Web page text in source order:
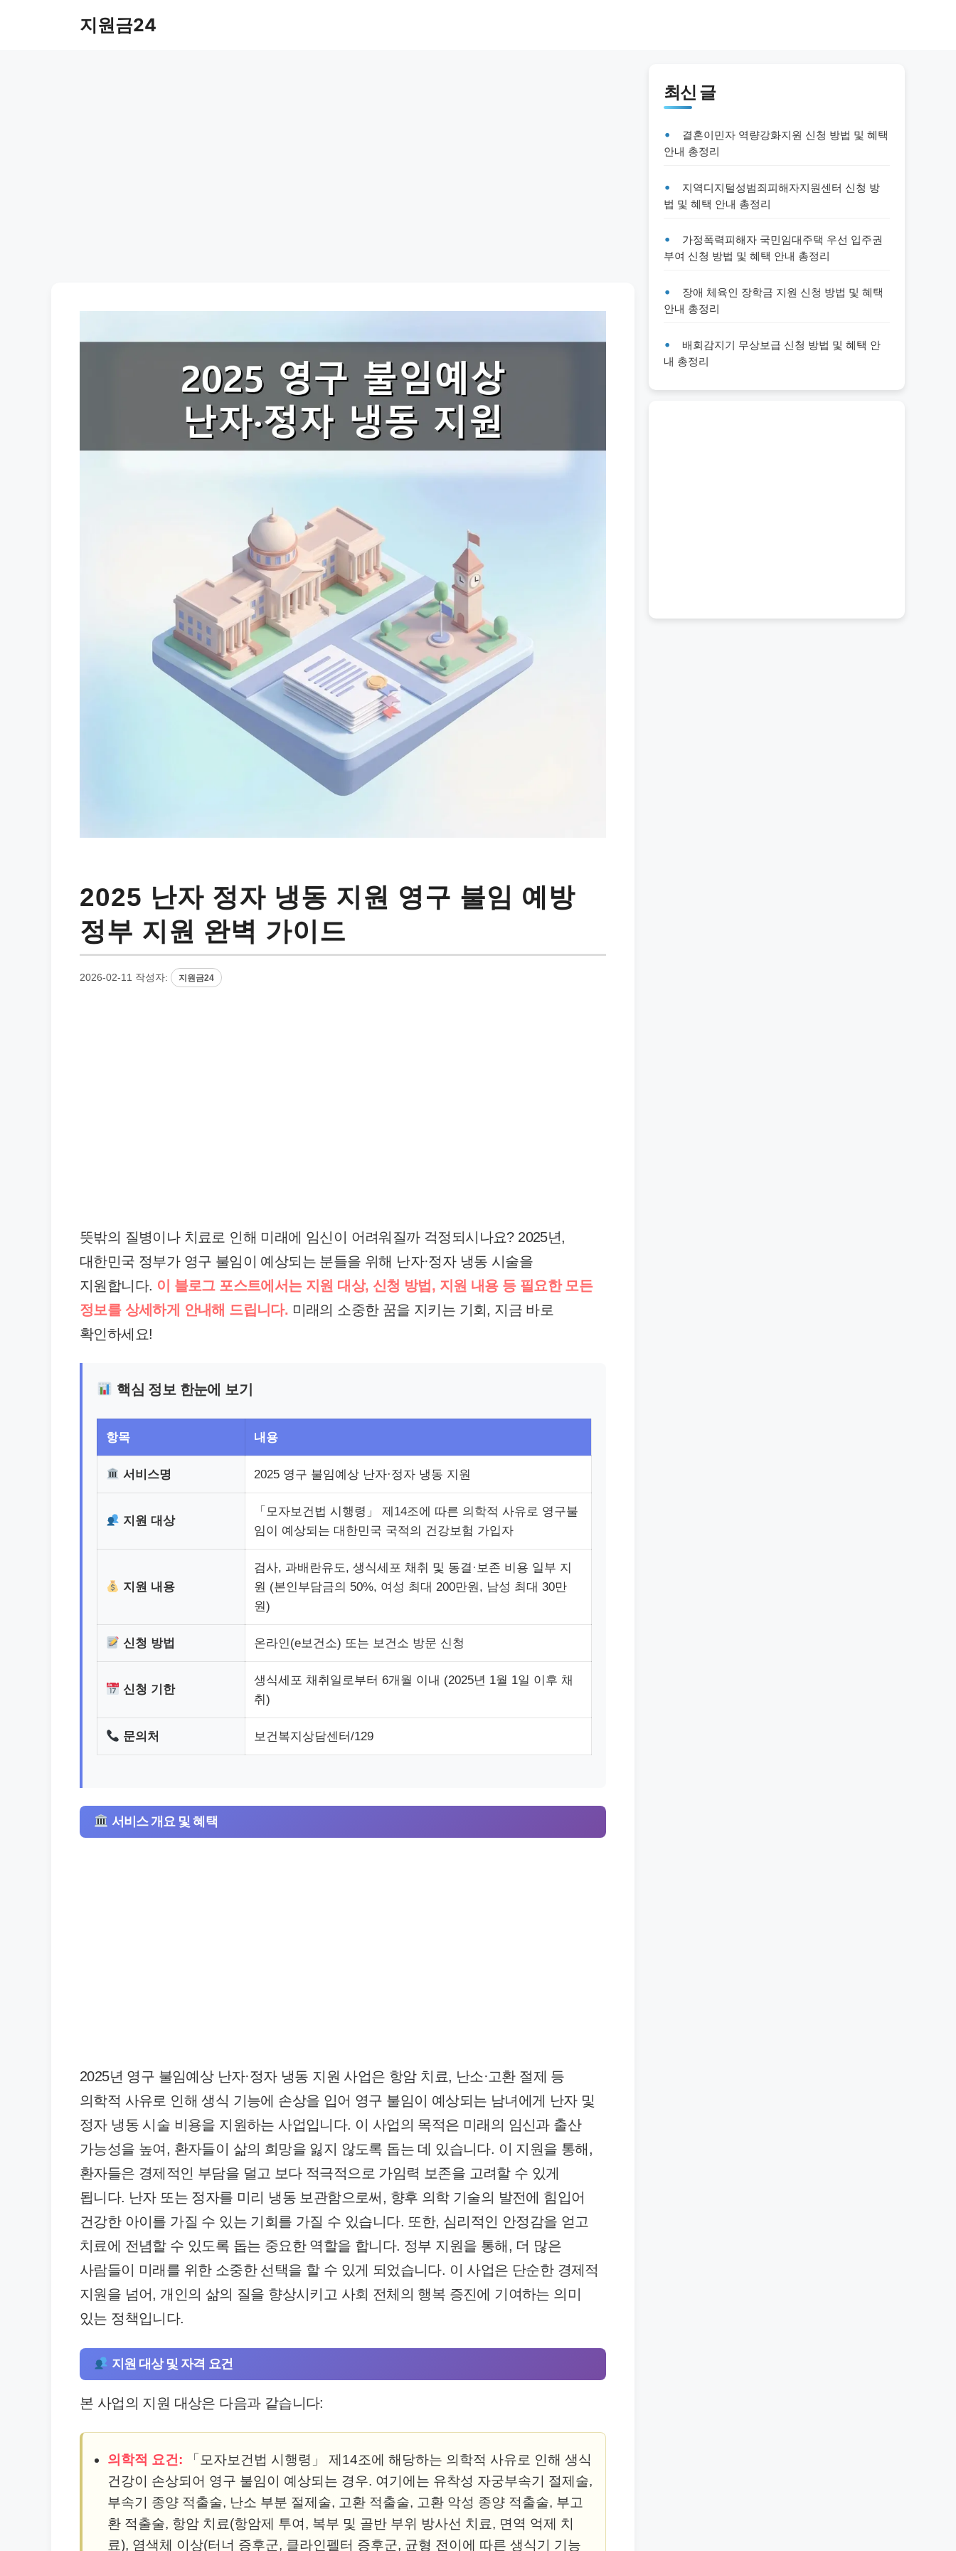
지원금24
2025 난자 정자 냉동 지원 영구 불임 예방
정부 지원 완벽 가이드
2026-02-11 작성자: 지원금24
뜻밖의 질병이나 치료로 인해 미래에 임신이 어려워질까 걱정되시나요? 2025년,
대한민국 정부가 영구 불임이 예상되는 분들을 위해 난자·정자 냉동 시술을
지원합니다. 이 블로그 포스트에서는 지원 대상, 신청 방법, 지원 내용 등 필요한 모든
정보를 상세하게 안내해 드립니다. 미래의 소중한 꿈을 지키는 기회, 지금 바로
확인하세요!
핵심 정보 한눈에 보기
항목 내용
서비스명 2025 영구 불임예상 난자·정자 냉동 지원
지원 대상
「모자보건법 시행령」 제14조에 따른 의학적 사유로 영구불
임이 예상되는 대한민국 국적의 건강보험 가입자
지원 내용
검사, 과배란유도, 생식세포 채취 및 동결·보존 비용 일부 지
원 (본인부담금의 50%, 여성 최대 200만원, 남성 최대 30만
원)
신청 방법 온라인(e보건소) 또는 보건소 방문 신청
신청 기한
생식세포 채취일로부터 6개월 이내 (2025년 1월 1일 이후 채
취)
문의처 보건복지상담센터/129
서비스 개요 및 혜택
2025년 영구 불임예상 난자·정자 냉동 지원 사업은 항암 치료, 난소·고환 절제 등
의학적 사유로 인해 생식 기능에 손상을 입어 영구 불임이 예상되는 남녀에게 난자 및
정자 냉동 시술 비용을 지원하는 사업입니다. 이 사업의 목적은 미래의 임신과 출산
가능성을 높여, 환자들이 삶의 희망을 잃지 않도록 돕는 데 있습니다. 이 지원을 통해,
환자들은 경제적인 부담을 덜고 보다 적극적으로 가임력 보존을 고려할 수 있게
됩니다. 난자 또는 정자를 미리 냉동 보관함으로써, 향후 의학 기술의 발전에 힘입어
건강한 아이를 가질 수 있는 기회를 가질 수 있습니다. 또한, 심리적인 안정감을 얻고
치료에 전념할 수 있도록 돕는 중요한 역할을 합니다. 정부 지원을 통해, 더 많은
사람들이 미래를 위한 소중한 선택을 할 수 있게 되었습니다. 이 사업은 단순한 경제적
지원을 넘어, 개인의 삶의 질을 향상시키고 사회 전체의 행복 증진에 기여하는 의미
있는 정책입니다.
지원 대상 및 자격 요건
본 사업의 지원 대상은 다음과 같습니다:
의학적 요건: 「모자보건법 시행령」 제14조에 해당하는 의학적 사유로 인해 생식
건강이 손상되어 영구 불임이 예상되는 경우. 여기에는 유착성 자궁부속기 절제술,
부속기 종양 적출술, 난소 부분 절제술, 고환 적출술, 고환 악성 종양 적출술, 부고
환 적출술, 항암 치료(항암제 투여, 복부 및 골반 부위 방사선 치료, 면역 억제 치
료), 염색체 이상(터너 증후군, 클라인펠터 증후군, 균형 전이에 따른 생식기 기능
최신 글
결혼이민자 역량강화지원 신청 방법 및 혜택
안내 총정리
지역디지털성범죄피해자지원센터 신청 방
법 및 혜택 안내 총정리
가정폭력피해자 국민임대주택 우선 입주권
부여 신청 방법 및 혜택 안내 총정리
장애 체육인 장학금 지원 신청 방법 및 혜택
안내 총정리
배회감지기 무상보급 신청 방법 및 혜택 안
내 총정리